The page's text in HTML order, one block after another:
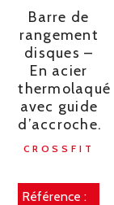
Barre de
rangement
disques –
En acier
thermolaqué
avec guide
d’accroche.
CROSSFIT
Référence :